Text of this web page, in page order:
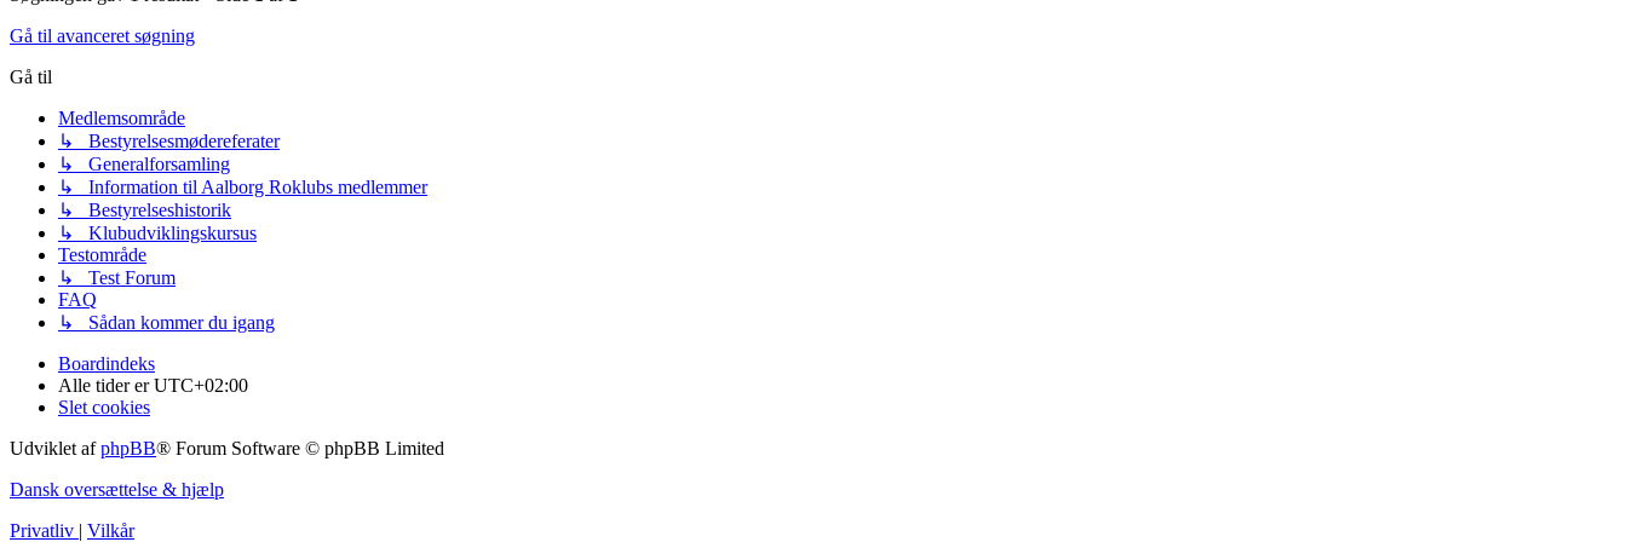
Gå til avanceret søgning
Gå til
Medlemsområde
↳ Bestyrelsesmødereferater
↳ Generalforsamling
↳ Information til Aalborg Roklubs medlemmer
↳ Bestyrelseshistorik
↳ Klubudviklingskursus
Testområde
↳ Test Forum
FAQ
↳ Sådan kommer du igang
Boardindeks
Alle tider erUTC+02:00
Slet cookies
Udviklet afphpBB® Forum Software © phpBB Limited
Dansk oversættelse & hjælp
Privatliv
Vilkår